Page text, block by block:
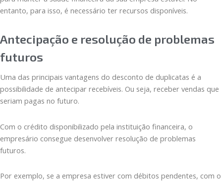
entanto, para isso, é necessário ter recursos disponíveis.
Antecipação e resolução de problemas
futuros
Uma das principais vantagens do desconto de duplicatas é a
possibilidade de antecipar recebíveis. Ou seja, receber vendas que
seriam pagas no futuro.
Com o crédito disponibilizado pela instituição financeira, o
empresário consegue desenvolver resolução de problemas
futuros.
Por exemplo, se a empresa estiver com débitos pendentes, com o